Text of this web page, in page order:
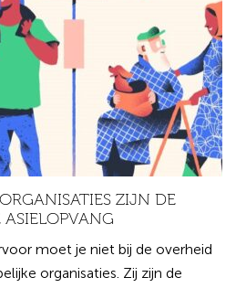
ZIJN DE
moet je niet bij de overheid
organisaties. Zij zijn de